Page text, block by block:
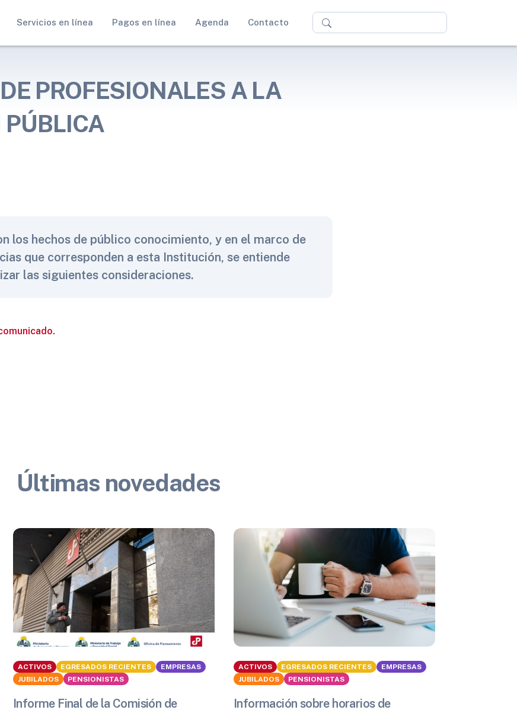
Servicios en línea Pagos en línea Agenda Contacto
Buscar
PROFESIONALES A LA
PÚBLICA
los hechos de público conocimiento, y en el marco de
que corresponden a esta Institución, se entiende
las siguientes consideraciones.
Últimas novedades
ACTIVOS EGRESADOS RECIENTES
EMPRESAS
JUBILADOS
PENSIONISTAS
Informe Final de la Comisión de
ACTIVOS EGRESADOS RECIENTES
EMPRESAS
JUBILADOS
PENSIONISTAS
Información sobre horarios de